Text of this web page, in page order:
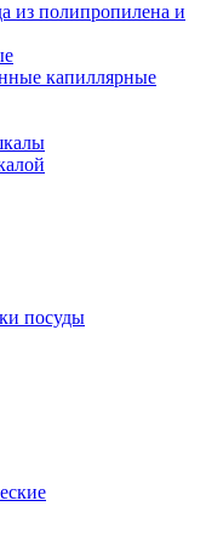
из полипропилена и
капиллярные
посуды